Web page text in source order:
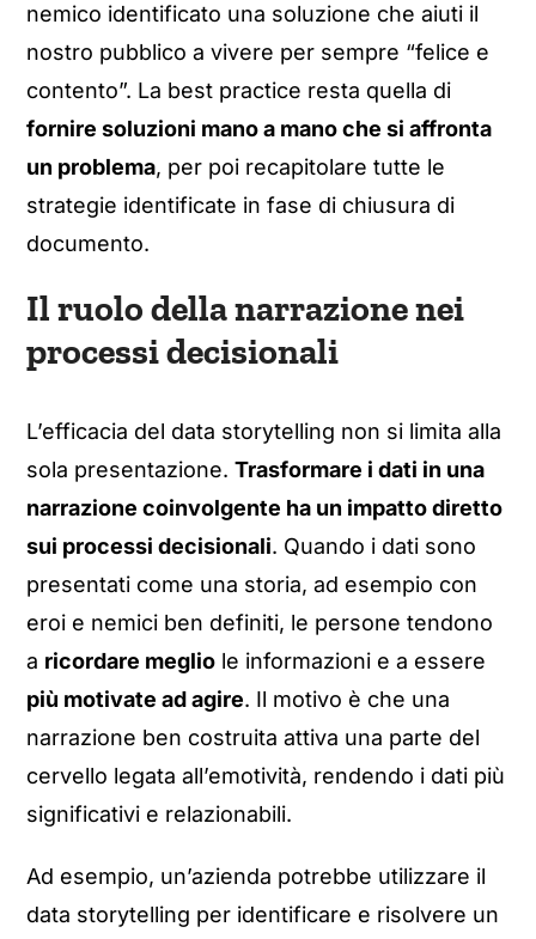
nemico identificato una soluzione che aiuti il
nostro pubblico a vivere per sempre “felice e
contento”. La best practice resta quella di
fornire soluzioni mano a mano che si affronta
un problema, per poi recapitolare tutte le
strategie identificate in fase di chiusura di
documento.
Il ruolo della narrazione nei
processi decisionali
L’efficacia del data storytelling non si limita alla
sola presentazione.Trasformare i dati in una
narrazione coinvolgente ha un impatto diretto
sui processi decisionali. Quando i dati sono
presentati come una storia, ad esempio con
eroi e nemici ben definiti, le persone tendono
a ricordare meglio le informazioni e a essere
più motivate ad agire. Il motivo è che una
narrazione ben costruita attiva una parte del
cervello legata all’emotività, rendendo i dati più
significativi e relazionabili.
Ad esempio, un’azienda potrebbe utilizzare il
data storytelling per identificare e risolvere un